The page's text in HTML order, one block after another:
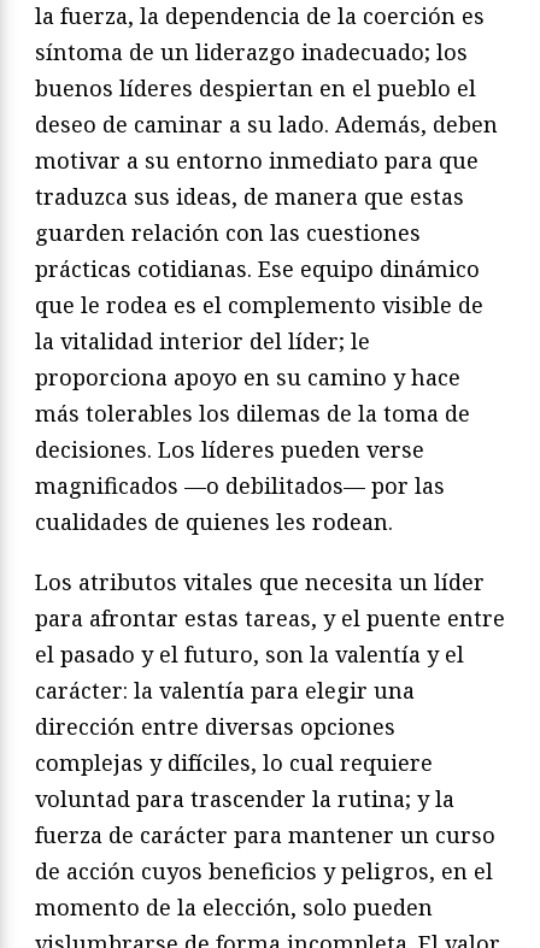
la fuerza, la dependencia de la coerción es
síntoma de un liderazgo inadecuado; los
buenos líderes despiertan en el pueblo el
deseo de caminar a su lado. Además, deben
motivar a su entorno inmediato para que
traduzca sus ideas, de manera que estas
guarden relación con las cuestiones
prácticas cotidianas. Ese equipo dinámico
que le rodea es el complemento visible de
la vitalidad interior del líder; le
proporciona apoyo en su camino y hace
más tolerables los dilemas de la toma de
decisiones. Los líderes pueden verse
magnificados —o debilitados— por las
cualidades de quienes les rodean.
Los atributos vitales que necesita un líder
para afrontar estas tareas, y el puente entre
el pasado y el futuro, son la valentía y el
carácter: la valentía para elegir una
dirección entre diversas opciones
complejas y difíciles, lo cual requiere
voluntad para trascender la rutina; y la
fuerza de carácter para mantener un curso
de acción cuyos beneficios y peligros, en el
momento de la elección, solo pueden